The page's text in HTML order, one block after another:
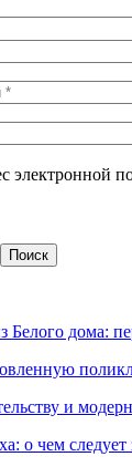
электронной
Белого дома:
и
о чем следует